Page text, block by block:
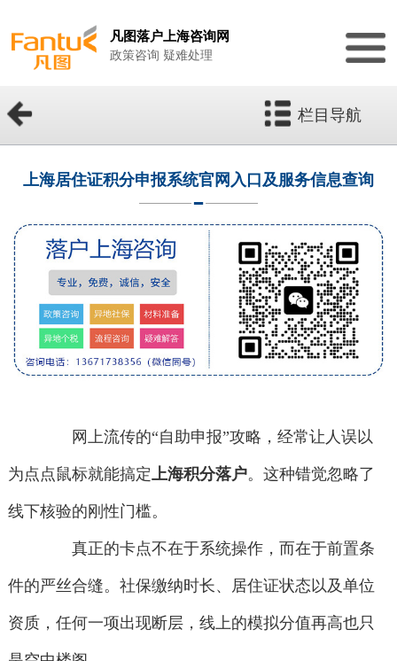
凡图落户上海咨询网
政策咨询 疑难处理
栏目导航
上海居住证积分申报系统官网入口及服务信息查询
网上流传的“自助申报”攻略，经常让人误以
为点点鼠标就能搞定上海积分落户。这种错觉忽略了
线下核验的刚性门槛。
真正的卡点不在于系统操作，而在于前置条
件的严丝合缝。社保缴纳时长、居住证状态以及单位
资质，任何一项出现断层，线上的模拟分值再高也只